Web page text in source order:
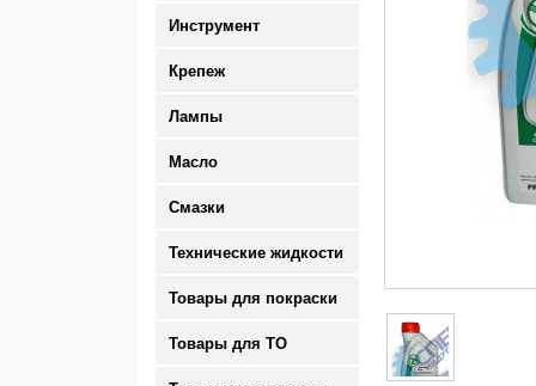
Инструмент
Крепеж
Лампы
Масло
Смазки
Технические жидкости
Товары для покраски
Товары для ТО